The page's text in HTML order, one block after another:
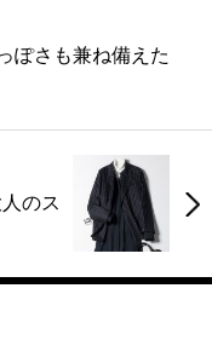
ぽさも兼ね備えた
のス